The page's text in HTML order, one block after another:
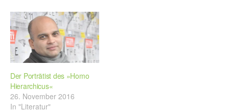
Der Porträtist des »Homo
Hierarchicus«
26. November 2016
In "Literatur"